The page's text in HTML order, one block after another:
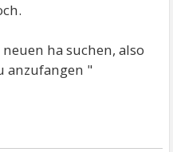
ha suchen, also
anzufangen "